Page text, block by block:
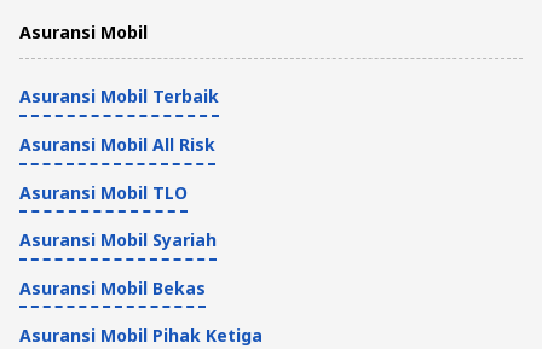
Zurich Syariah
Asuransi Mobil
2 Menit
Asuransi Mobil Banjir di Oona, Apa Saja
3 Menit
Asuransi Mobil
Asuransi Mobil Terbaik
Asuransi Mobil All Risk
Asuransi Mobil TLO
Asuransi Mobil Syariah
Asuransi Mobil Bekas
Asuransi Mobil Pihak Ketiga